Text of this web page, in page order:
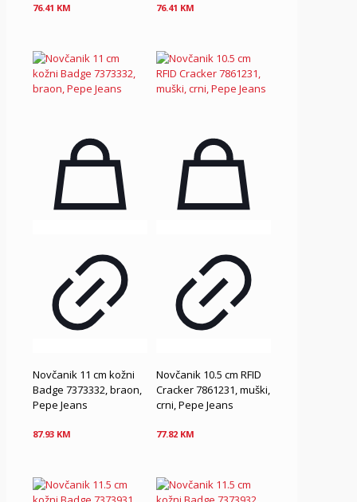
76.41 KM 76.41 KM
Novčanik 11 cm kožni
Badge 7373332, braon,
Pepe Jeans
87.93 KM
Novčanik 10.5 cm RFID
Cracker 7861231, muški,
crni, Pepe Jeans
77.82 KM